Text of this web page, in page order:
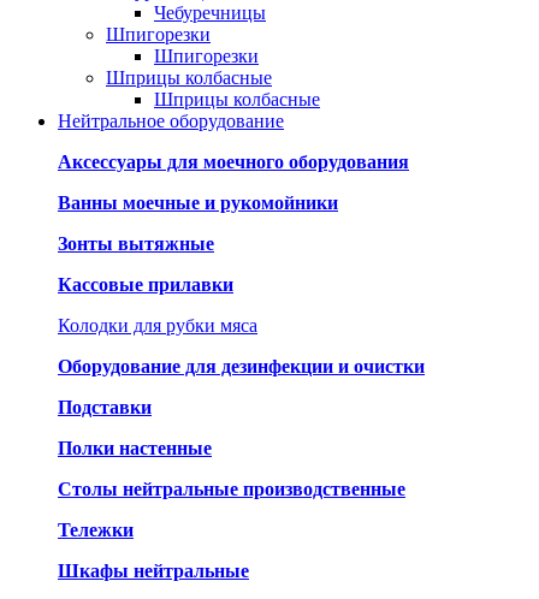
Чебуречницы
Шпигорезки
Шпигорезки
Шприцы колбасные
Шприцы колбасные
Нейтральное оборудование
Аксессуары для моечного оборудования
Ванны моечные и рукомойники
Зонты вытяжные
Кассовые прилавки
Колодки для рубки мяса
Оборудование для дезинфекции и очистки
Подставки
Полки настенные
Столы нейтральные производственные
Тележки
Шкафы нейтральные